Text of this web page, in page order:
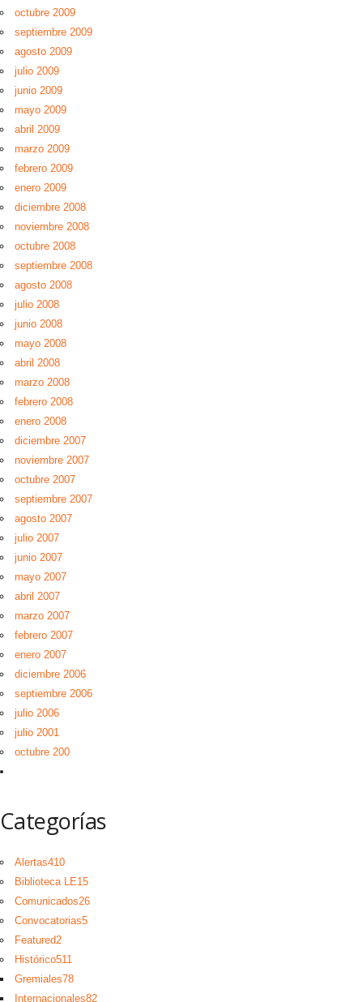
octubre 2009
septiembre 2009
agosto 2009
julio 2009
junio 2009
mayo 2009
abril 2009
marzo 2009
febrero 2009
enero 2009
diciembre 2008
noviembre 2008
octubre 2008
septiembre 2008
agosto 2008
julio 2008
junio 2008
mayo 2008
abril 2008
marzo 2008
febrero 2008
enero 2008
diciembre 2007
noviembre 2007
octubre 2007
septiembre 2007
agosto 2007
julio 2007
junio 2007
mayo 2007
abril 2007
marzo 2007
febrero 2007
enero 2007
diciembre 2006
septiembre 2006
julio 2006
julio 2001
octubre 200
Categorías
Alertas410
Biblioteca LE15
Comunicados26
Convocatorias5
Featured2
Histórico511
Gremiales78
Internacionales82